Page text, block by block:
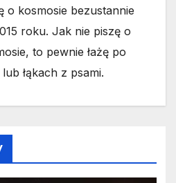
o kosmosie bezustannie
roku. Jak nie piszę o
to pewnie łażę po
lub łąkach z psami.